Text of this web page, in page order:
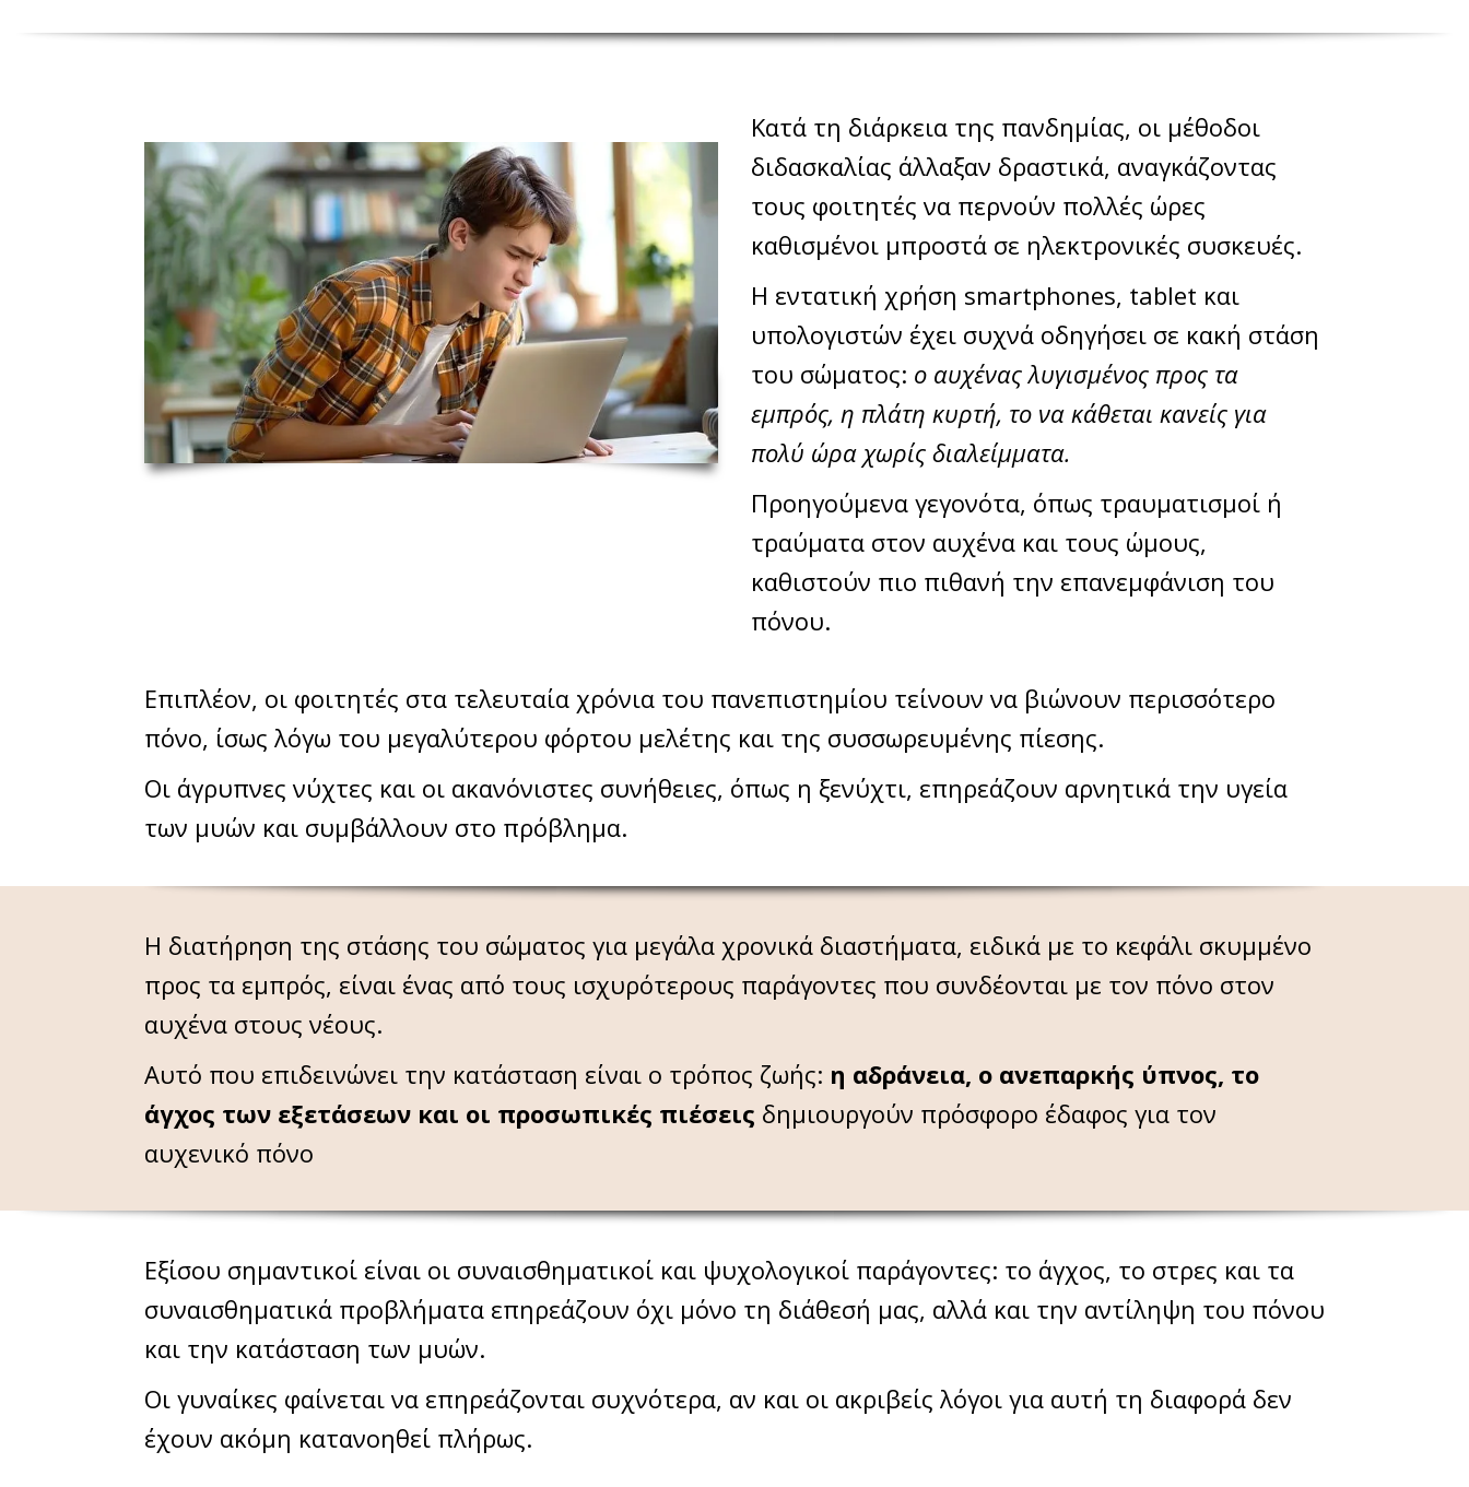
Κατά τη διάρκεια της πανδημίας, οι μέθοδοι
διδασκαλίας άλλαξαν δραστικά, αναγκάζοντας
τους φοιτητές να περνούν πολλές ώρες
καθισμένοι μπροστά σε ηλεκτρονικές συσκευές.
Η εντατική χρήση smartphones, tablet και
υπολογιστών έχει συχνά οδηγήσει σε κακή στάση
του σώματος: ο αυχένας λυγισμένος προς τα
εμπρός, η πλάτη κυρτή, το να κάθεται κανείς για
πολύ ώρα χωρίς διαλείμματα.
Προηγούμενα γεγονότα, όπως τραυματισμοί ή
τραύματα στον αυχένα και τους ώμους,
καθιστούν πιο πιθανή την επανεμφάνιση του
πόνου.
Επιπλέον, οι φοιτητές στα τελευταία χρόνια του πανεπιστημίου τείνουν να βιώνουν περισσότερο
πόνο, ίσως λόγω του μεγαλύτερου φόρτου μελέτης και της συσσωρευμένης πίεσης.
Οι άγρυπνες νύχτες και οι ακανόνιστες συνήθειες, όπως η ξενύχτι, επηρεάζουν αρνητικά την υγεία
των μυών και συμβάλλουν στο πρόβλημα.
Η διατήρηση της στάσης του σώματος για μεγάλα χρονικά διαστήματα, ειδικά με το κεφάλι σκυμμένο
προς τα εμπρός, είναι ένας από τους ισχυρότερους παράγοντες που συνδέονται με τον πόνο στον
αυχένα στους νέους.
Αυτό που επιδεινώνει την κατάσταση είναι ο τρόπος ζωής: η αδράνεια, ο ανεπαρκής ύπνος, το
άγχος των εξετάσεων και οι προσωπικές πιέσεις δημιουργούν πρόσφορο έδαφος για τον
αυχενικό πόνο
Εξίσου σημαντικοί είναι οι συναισθηματικοί και ψυχολογικοί παράγοντες: το άγχος, το στρες και τα
συναισθηματικά προβλήματα επηρεάζουν όχι μόνο τη διάθεσή μας, αλλά και την αντίληψη του πόνου
και την κατάσταση των μυών.
Οι γυναίκες φαίνεται να επηρεάζονται συχνότερα, αν και οι ακριβείς λόγοι για αυτή τη διαφορά δεν
έχουν ακόμη κατανοηθεί πλήρως.